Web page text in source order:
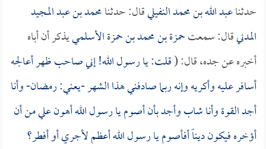
حدثناعبد الله بن محمد النفيليقال: حدثنامحمد بن عبد المجيد
المدنيقال: سمعتحمزة بن محمد بن حمزة الأسلمييذكر أن أباه
أخبره عن جده، قال: (قلت: يا رسول الله! إني صاحب ظهر أعالجه
أسافر عليه وأكريه وإنه ربما صادفني هذا الشهر -يعني: رمضان- وأنا
أجد القوة وأنا شاب وأجد بأن أصوم يا رسول الله أهون علي من أن
أؤخره فيكون ديناً أفأصوم يا رسول الله أعظم لأجري أو أفطر؟